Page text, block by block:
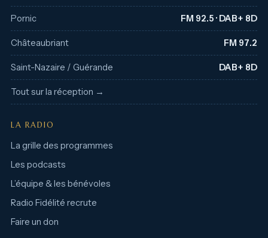
Pornic FM 92.5 · DAB+ 8D
Châteaubriant FM 97.2
Saint-Nazaire / Guérande DAB+ 8D
Tout sur la réception →
LA RADIO
La grille des programmes
Les podcasts
L’équipe & les bénévoles
Radio Fidélité recrute
Faire un don